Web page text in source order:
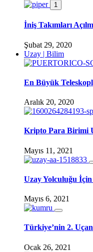
1
İniş Takımları
Şubat 29, 2020
Uzay | Bilim
En Büyük
Aralık 20, 2020
Kripto Para Birimi
Mayıs 11, 2021
Uzay Yolculuğu
Mayıs 6, 2021
Türkiye’nin 2.
Ocak 26, 2021